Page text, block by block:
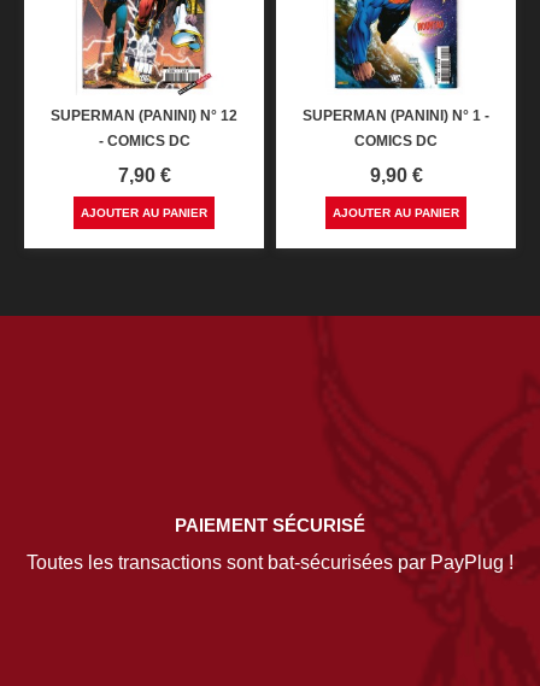
SUPERMAN (PANINI) N° 12
- COMICS DC
Prix
7,90 €
AJOUTER AU PANIER
SUPERMAN (PANINI) N° 1 -
COMICS DC
Prix
9,90 €
AJOUTER AU PANIER
PAIEMENT SÉCURISÉ
Toutes les transactions sont bat-sécurisées par PayPlug !